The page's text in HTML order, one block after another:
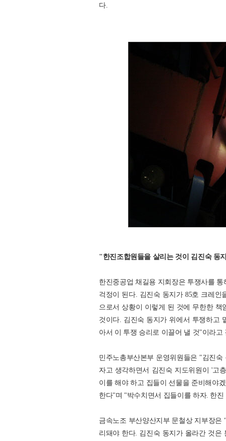
다.
"한진조합원들을 살리는 것이 김진숙 동
한진중공업 채길용 지회장은 투쟁사를
걱정이 된다. 김진숙 동지가 85호 크레
으로서 상황이 이렇게 된 것에 무한한
것이다. 김진숙 동지가 위에서 투쟁하고
아서 이 투쟁 승리로 이끌어 낼 것"이라고
민주노총부산본부 운영위원들은 "김진
자고 생각하면서 김진숙 지도위원이 '고
이를 해야 하고 집들이 선물을 준비해야
한다"며 "박수치면서 집들이를 하자. 한
금속노조 부산양산지부 문철상 지부장
리돼야 한다. 김진숙 동지가 올라간 것